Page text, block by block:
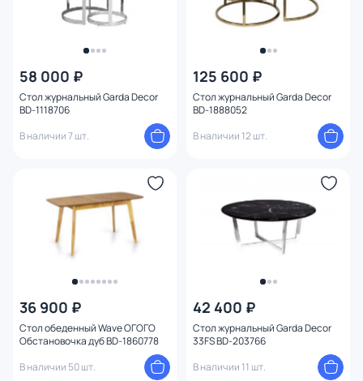
58 000 ₽
Стол журнальный Garda Decor
BD-1118706
В наличии 7 шт.
125 600 ₽
Стол журнальный Garda Decor
BD-1888052
В наличии 12 шт.
36 900 ₽
Стол обеденный Wave ОГОГО
Обстановочка дуб BD-1860778
В наличии 50 шт.
42 400 ₽
Стол журнальный Garda Decor
33FS BD-203766
В наличии 11 шт.